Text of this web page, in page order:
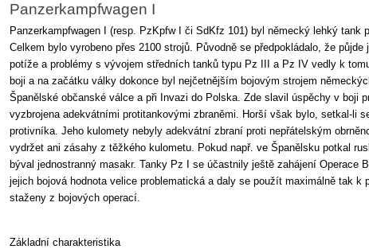
Panzerkampfwagen I
Panzerkampfwagen I (resp. PzKpfw I či SdKfz 101) byl německý lehký tank
Celkem bylo vyrobeno přes 2100 strojů. Původně se předpokládalo, že
potíže a problémy s vývojem středních tanků typu Pz III a Pz IV vedly k
boji a na začátku války dokonce byl nejčetnějším bojovým strojem
Španělské občanské válce a při Invazi do Polska. Zde slavil úspěchy v boji
vyzbrojena adekvátními protitankovými zbraněmi. Horší však bylo, setkal-li
protivníka. Jeho kulomety nebyly adekvátní zbraní proti nepřátelským
vydržet ani zásahy z těžkého kulometu. Pokud např. ve Španělsku potkal
býval jednostranný masakr. Tanky Pz I se účastnily ještě zahájení Operace
jejich bojová hodnota velice problematická a daly se použít maximálně tak k
staženy z bojových operací.
Základní charakteristika